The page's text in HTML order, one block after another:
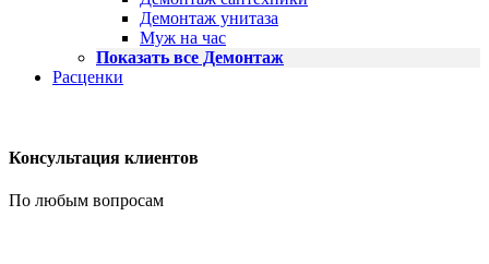
Демонтаж унитаза
Муж на час
Показать все Демонтаж
Расценки
Консультация клиентов
По любым вопросам